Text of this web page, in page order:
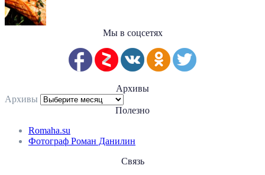
Мы в соцсетях
Архивы
Архивы
Полезно
Romaha.su
Фотограф Роман Данилин
Связь